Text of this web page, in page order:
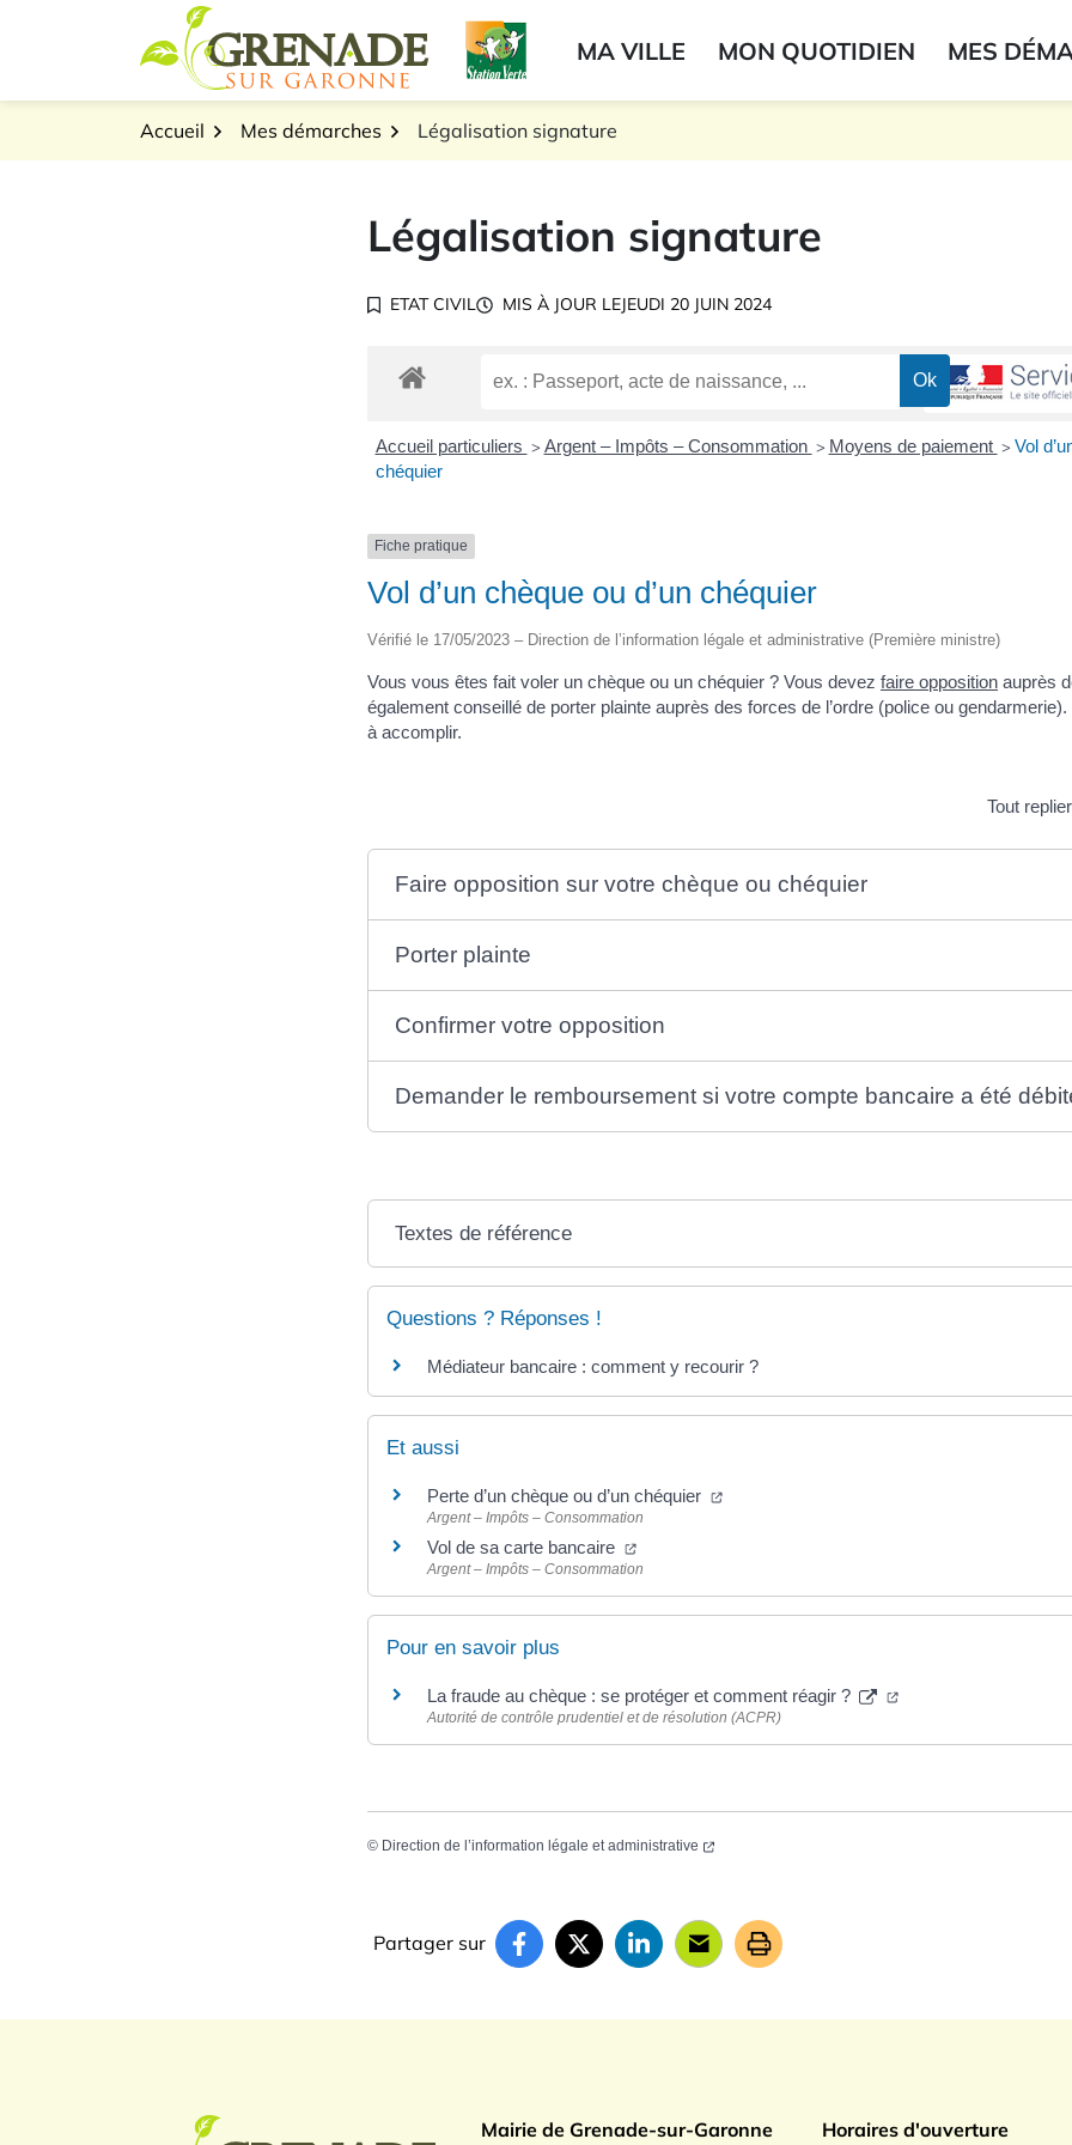
Logo Grenade sur GaronneMA VILLE MON QUOTIDIEN MES
Accueil Mes démarches Légalisation signature
Légalisation signature
ETAT CIVIL MIS À JOUR LEJEUDI 20 JUIN 2024
Accueil particuliers > Argent – Impôts – Consommation > Moyens de paiement > Vol
chéquier
Fiche pratique
Vol d’un chèque ou d’un chéquier
Vérifié le 17/05/2023 – Direction de l’information légale et administrative (Première ministre)
Vous vous êtes fait voler un chèque ou un chéquier ? Vous devez faire opposition auprès
également conseillé de porter plainte auprès des forces de l’ordre (police ou
à accomplir.
Tout
Faire opposition sur votre chèque ou chéquier
Porter plainte
Confirmer votre opposition
Demander le remboursement si votre compte bancaire a été
Textes de référence
Questions ? Réponses !
Médiateur bancaire : comment y recourir ?
Et aussi
Perte d’un chèque ou d’un chéquier
Argent – Impôts – Consommation
Vol de sa carte bancaire
Argent – Impôts – Consommation
Pour en savoir plus
La fraude au chèque : se protéger et comment réagir ?
Autorité de contrôle prudentiel et de résolution (ACPR)
© Direction de l’information légale et administrative
Partager sur
Logo Grenade sur Garonne
Mairie de Grenade-sur-Garonne Horaires d'ouverture